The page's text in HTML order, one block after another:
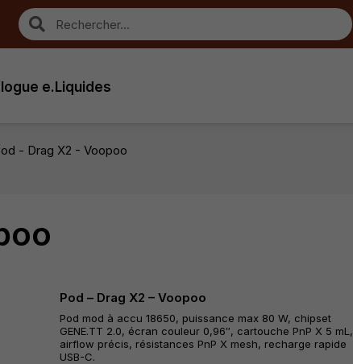
e.Liquides
- Drag X2 - Voopoo
Pod – Drag X2 – Voopoo
Pod mod à accu 18650, puissance max 80 W, chipset
GENE.TT 2.0, écran couleur 0,96″, cartouche PnP X 5 mL,
airflow précis, résistances PnP X mesh, recharge rapide
USB-C.